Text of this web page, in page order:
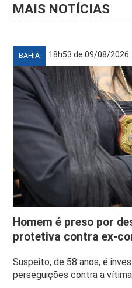
MAIS NOTÍCIAS
BAHIA 18h53 de 09/08/2026
Homem é preso por
protetiva contra ex-
Suspeito, de 58 anos, é
perseguições contra a